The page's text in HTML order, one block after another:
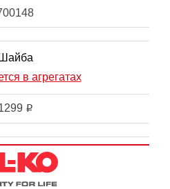
Шайба
в агрегатах
i